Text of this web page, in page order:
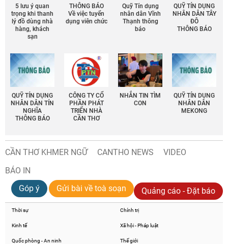
5 lưu ý quan
trọng khi thanh
lý đồ dùng nhà
hàng, khách
sạn
THÔNG BÁO
Về việc tuyển
dụng viên chức
Quỹ Tín dụng
nhân dân Vĩnh
Thạnh thông
báo
QUỸ TÍN DỤNG
NHÂN DÂN TÂY
ĐÔ
THÔNG BÁO
QUỸ TÍN DỤNG
NHÂN DÂN TÍN
NGHĨA
THÔNG BÁO
CÔNG TY CỔ
PHẦN PHÁT
TRIỂN NHÀ
CẦN THƠ
NHẮN TIN TÌM
CON
QUỸ TÍN DỤNG
NHÂN DÂN
MEKONG
CẦN THƠ KHMER NGỮ CANTHO NEWS
VIDEO
BÁO IN
Góp ý
Gửi bài về toà soạn Quảng cáo - Đặt báo
Thời sự Chính trị
Kinh tế Xã hội - Pháp luật
Quốc phòng - An ninh Thế giới